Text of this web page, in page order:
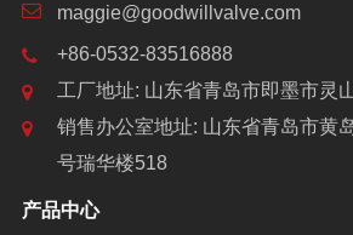
maggie@goodwillvalve.com
+86-0532-83516888
工厂地址: 山东省青岛市即墨市灵
销售办公室地址: 山东省青岛市黄
号瑞华楼518
产品中心